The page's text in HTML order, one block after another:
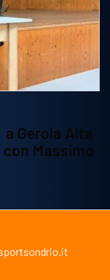
Gerola Alta
con Massimo